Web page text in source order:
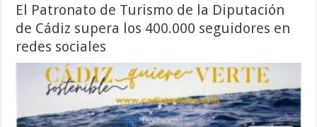
El Patronato de Turismo de la Diputación
de Cádiz supera los 400.000 seguidores en
redes sociales